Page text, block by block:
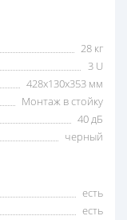
28 кг
3 U
428x130x353 мм
Монтаж в стойку
40 дБ
черный
есть
есть